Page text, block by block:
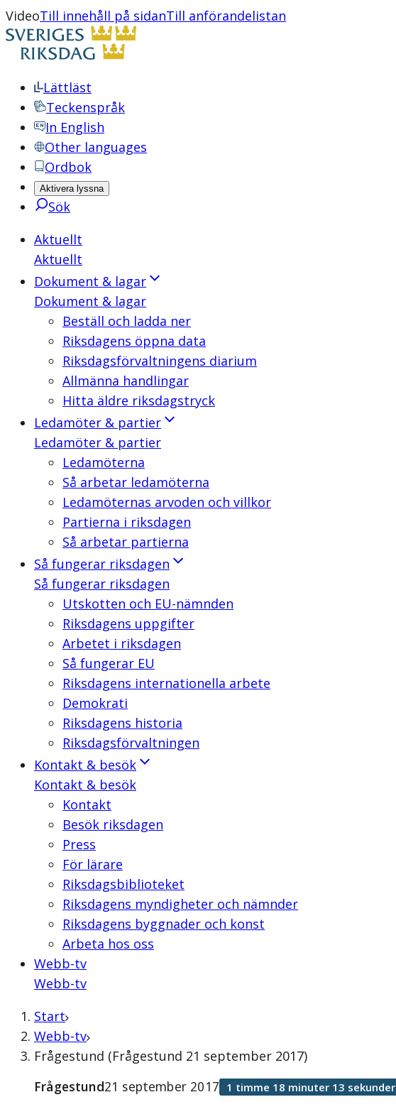
VideoTill innehåll på sidanTill anförandelistan
Lättläst
Teckenspråk
In English
Other languages
Ordbok
Aktivera lyssna
Sök
Aktuellt
Aktuellt
Dokument & lagar
Dokument & lagar
Beställ och ladda ner
Riksdagens öppna data
Riksdagsförvaltningens diarium
Allmänna handlingar
Hitta äldre riksdagstryck
Ledamöter & partier
Ledamöter & partier
Ledamöterna
Så arbetar ledamöterna
Ledamöternas arvoden och villkor
Partierna i riksdagen
Så arbetar partierna
Så fungerar riksdagen
Så fungerar riksdagen
Utskotten och EU-nämnden
Riksdagens uppgifter
Arbetet i riksdagen
Så fungerar EU
Riksdagens internationella arbete
Demokrati
Riksdagens historia
Riksdagsförvaltningen
Kontakt & besök
Kontakt & besök
Kontakt
Besök riksdagen
Press
För lärare
Riksdagsbiblioteket
Riksdagens myndigheter och nämnder
Riksdagens byggnader och konst
Arbeta hos oss
Webb-tv
Webb-tv
Start
Webb-tv
Frågestund (Frågestund 21 september 2017)
Frågestund21 september 2017 1 timme 18 minuter 13 sekunder